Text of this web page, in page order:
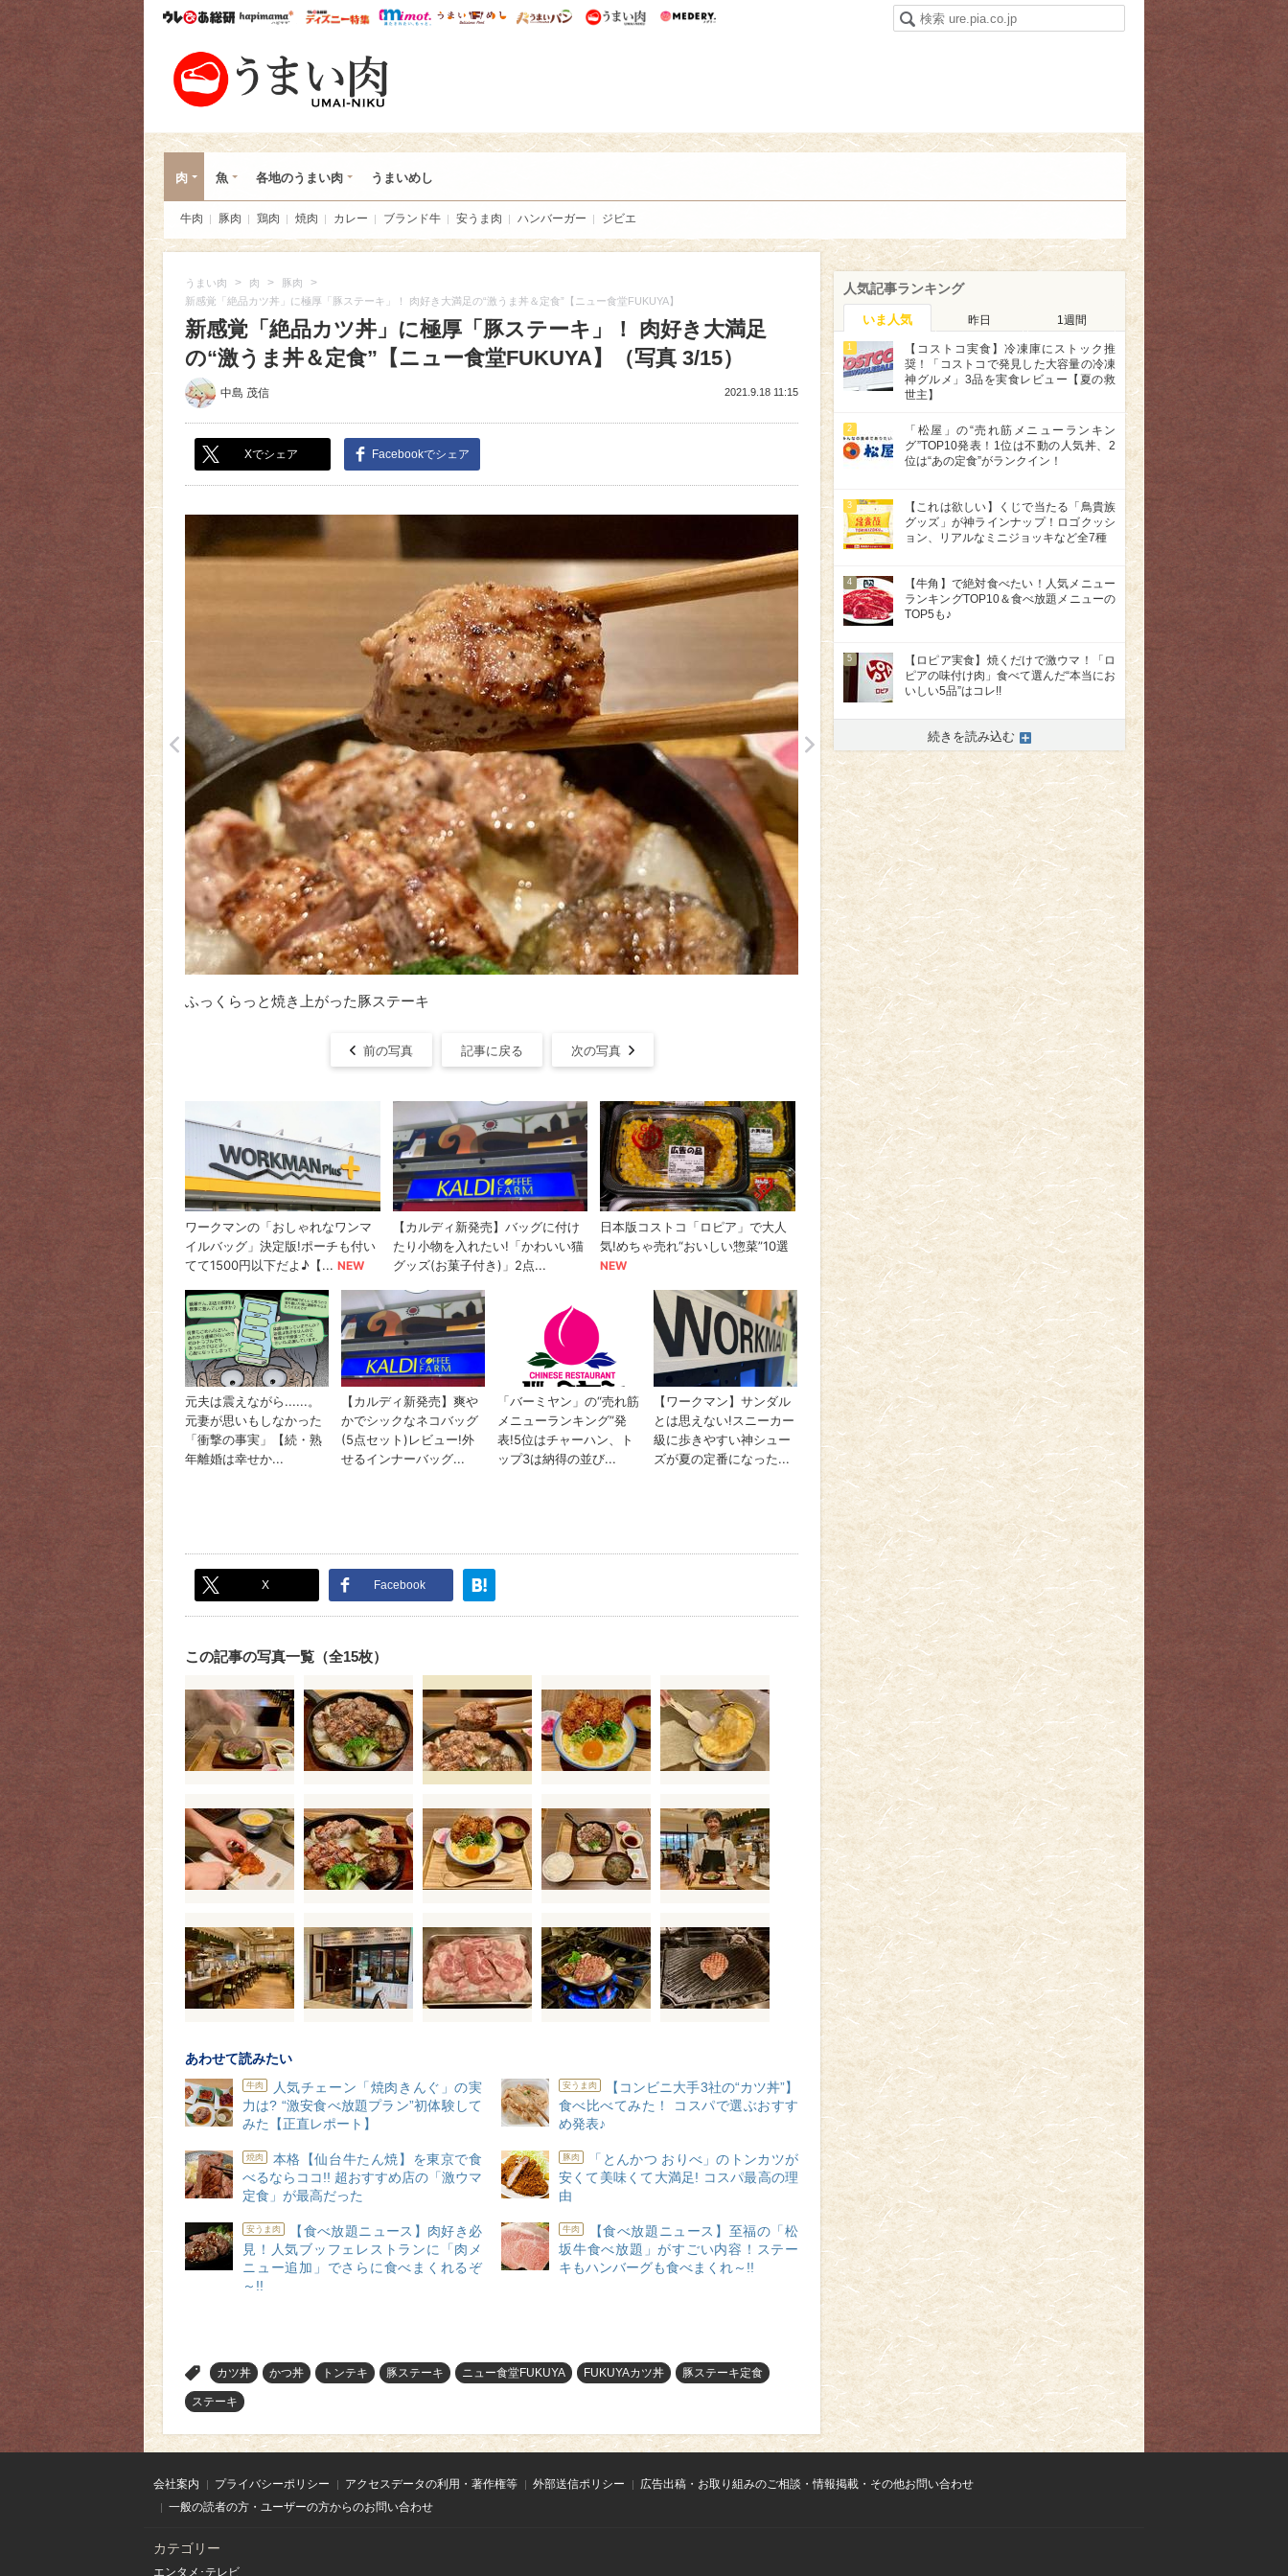
ウレぴあ総研ハピママ* ウレぴあ総研 ディズニー特集
mimot. うまいめし うまいパン うまい肉
肉 魚 各地のうまい肉 うまいめし
牛肉 豚肉 鶏肉 焼肉 カレー ブランド牛 安うま肉 ハンバーガー ジビエ
うまい肉 > 肉 > 豚肉 >
新感覚「絶品カツ丼」に極厚「豚ステーキ」！ 肉好き大満足の“激うま丼＆定食”【ニュー食堂FUKUYA】
新感覚「絶品カツ丼」に極厚「豚ステーキ」！ 肉好き大満足
の“激うま丼＆定食”【ニュー食堂FUKUYA】（写真 3/15）
中島 茂信 2021.9.18 11:15
Xでシェア Facebookでシェア
ふっくらっと焼き上がった豚ステーキ
前の写真 記事に戻る 次の写真
X Facebook
この記事の写真一覧（全15枚）
あわせて読みたい
牛肉
人気チェーン「焼肉きんぐ」の実
力は? “激安食べ放題プラン”初体験して
みた【正直レポート】
安うま肉
【コンビニ大手3社の“カツ丼”】
食べ比べてみた！ コスパで選ぶおすす
め発表♪
焼肉
本格【仙台牛たん焼】を東京で食
べるならココ!! 超おすすめ店の「激ウマ
定食」が最高だった
豚肉
「とんかつ おりべ」のトンカツが
安くて美味くて大満足! コスパ最高の理
由
安うま肉
【食べ放題ニュース】肉好き必
見！人気ブッフェレストランに「肉メ
ニュー追加」でさらに食べまくれるぞ
～!!
牛肉
【食べ放題ニュース】至福の「松
坂牛食べ放題」がすごい内容！ステー
キもハンバーグも食べまくれ～!!
カツ丼 かつ丼 トンテキ 豚ステーキ ニュー食堂FUKUYA FUKUYAカツ丼 豚ステーキ定食
ステーキ
人気記事ランキング
いま人気 昨日 1週間
1
【コストコ実食】冷凍庫にストック推
奨！「コストコで発見した大容量の冷凍
神グルメ」3品を実食レビュー【夏の救
世主】
2
「松屋」の“売れ筋メニューランキン
グ”TOP10発表！1位は不動の人気丼、2
位は“あの定食”がランクイン！
3
【これは欲しい】くじで当たる「鳥貴族
グッズ」が神ラインナップ！ロゴクッシ
ョン、リアルなミニジョッキなど全7種
4
【牛角】で絶対食べたい！人気メニュー
ランキングTOP10＆食べ放題メニューの
TOP5も♪
5
【ロピア実食】焼くだけで激ウマ！「ロ
ピアの味付け肉」食べて選んだ“本当にお
いしい5品”はコレ!!
続きを読み込む
会社案内 プライバシーポリシー アクセスデータの利用・著作権等 外部送信ポリシー
広告出稿・お取り組みのご相談・情報掲載・その他お問い合わせ
一般の読者の方・ユーザーの方からのお問い合わせ
カテゴリー
エンタメ･テレビ